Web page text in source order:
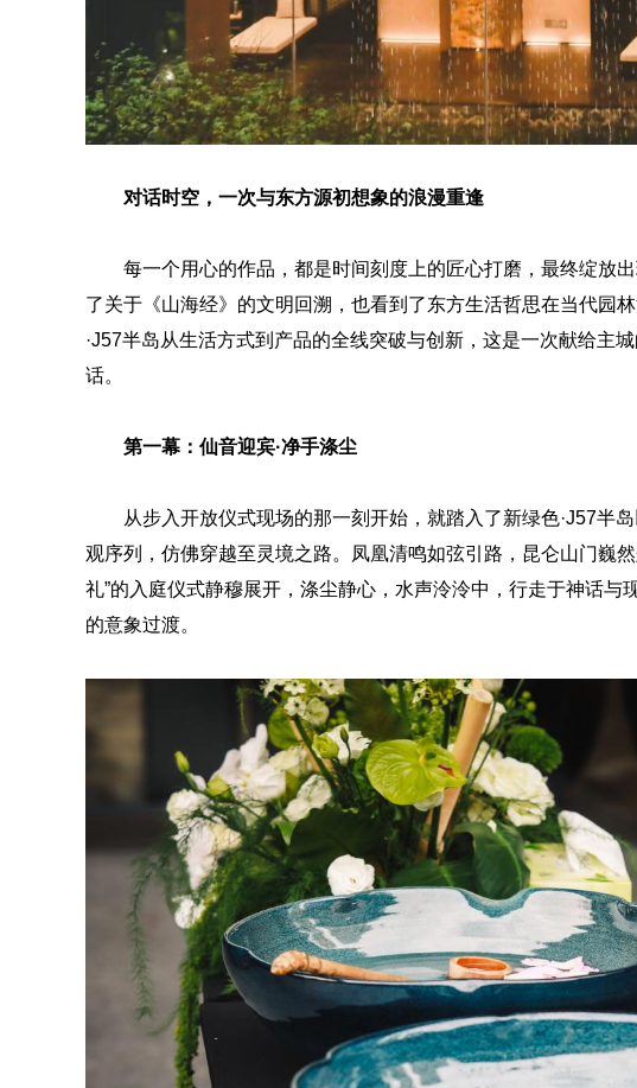
对话时空，一次与东方源初想象的浪漫重逢
每一个用心的作品，都是时间刻度上的匠心打磨，最终绽放
了关于《山海经》的文明回溯，也看到了东方生活哲思在当代园
·J57半岛从生活方式到产品的全线突破与创新，这是一次献给主
话。
第一幕：仙音迎宾·净手涤尘
从步入开放仪式现场的那一刻开始，就踏入了新绿色·J57半
观序列，仿佛穿越至灵境之路。凤凰清鸣如弦引路，昆仑山门巍
礼”的入庭仪式静穆展开，涤尘静心，水声泠泠中，行走于神话与
的意象过渡。